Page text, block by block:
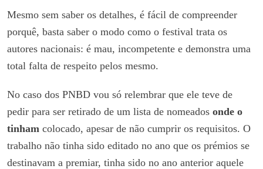
Mesmo sem saber os detalhes, é fácil de compreender
porquê, basta saber o modo como o festival trata os
autores nacionais: é mau, incompetente e demonstra uma
total falta de respeito pelos mesmo.
No caso dos PNBD vou só relembrar que ele teve de
pedir para ser retirado de um lista de nomeados onde o
tinham colocado, apesar de não cumprir os requisitos. O
trabalho não tinha sido editado no ano que os prémios se
destinavam a premiar, tinha sido no ano anterior aquele